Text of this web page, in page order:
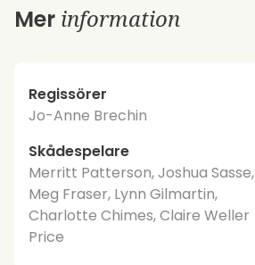
Mer information
Regissörer
Jo-Anne Brechin
Skådespelare
Merritt Patterson, Joshua Sasse,
Meg Fraser, Lynn Gilmartin,
Charlotte Chimes, Claire Weller
Price